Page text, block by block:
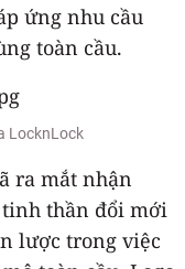
ứng nhu cầu
toàn cầu.
LocknLock
ra mắt nhận
thần đổi mới
lược trong việc